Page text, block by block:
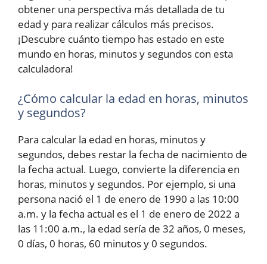
obtener una perspectiva más detallada de tu
edad y para realizar cálculos más precisos.
¡Descubre cuánto tiempo has estado en este
mundo en horas, minutos y segundos con esta
calculadora!
¿Cómo calcular la edad en horas, minutos
y segundos?
Para calcular la edad en horas, minutos y
segundos, debes restar la fecha de nacimiento de
la fecha actual. Luego, convierte la diferencia en
horas, minutos y segundos. Por ejemplo, si una
persona nació el 1 de enero de 1990 a las 10:00
a.m. y la fecha actual es el 1 de enero de 2022 a
las 11:00 a.m., la edad sería de 32 años, 0 meses,
0 días, 0 horas, 60 minutos y 0 segundos.